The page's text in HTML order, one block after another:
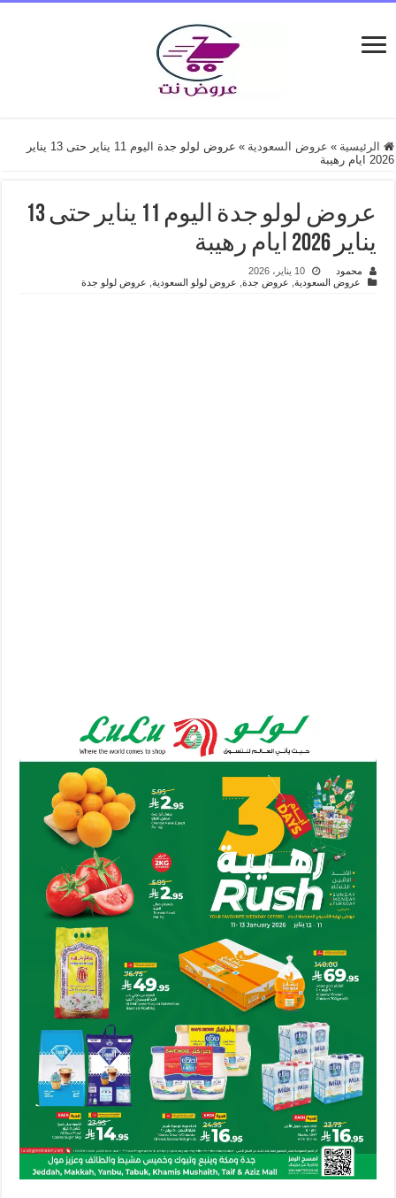
الرئيسية » عروض السعودية »
عروض لولو جدة اليوم 11 يناير حتى 13 يناير
2026 ايام رهيبة
عروض لولو جدة اليوم 11 يناير حتى 13
يناير 2026 ايام رهيبة
محمود
10 يناير، 2026
عروض السعودية, عروض جدة, عروض لولو السعودية, عروض لولو جدة